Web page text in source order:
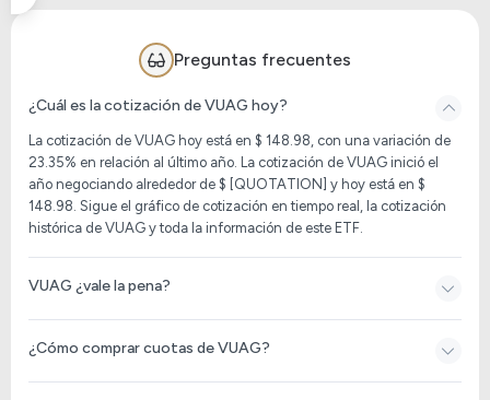
Preguntas frecuentes
¿Cuál es la cotización de VUAG hoy?
La cotización de VUAG hoy está en $ 148.98, con una variación de
23.35% en relación al último año. La cotización de VUAG inició el
año negociando alrededor de $ [QUOTATION] y hoy está en $
148.98. Sigue el gráfico de cotización en tiempo real, la cotización
histórica de VUAG y toda la información de este ETF.
VUAG ¿vale la pena?
¿Cómo comprar cuotas de VUAG?